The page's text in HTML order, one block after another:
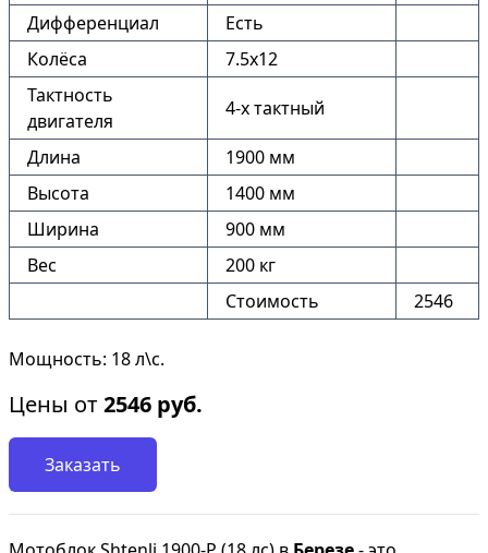
Дифференциал
Есть
Колёса
7.5х12
Тактность
двигателя
4-х тактный
Длина
1900 мм
Высота
1400 мм
Ширина
900 мм
Вес
200 кг
Стоимость
2546
Мощность: 18 л\с.
Цены от2546 руб.
Заказать